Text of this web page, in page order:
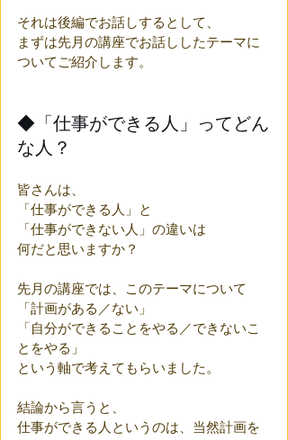
それは後編でお話しするとして、
まずは先月の講座でお話ししたテーマに
ついてご紹介します。
◆「仕事ができる人」ってどん
な人？
皆さんは、
「仕事ができる人」と
「仕事ができない人」の違いは
何だと思いますか？
先月の講座では、このテーマについて
「計画がある／ない」
「自分ができることをやる／できないこ
とをやる」
という軸で考えてもらいました。
結論から言うと、
仕事ができる人というのは、当然計画を